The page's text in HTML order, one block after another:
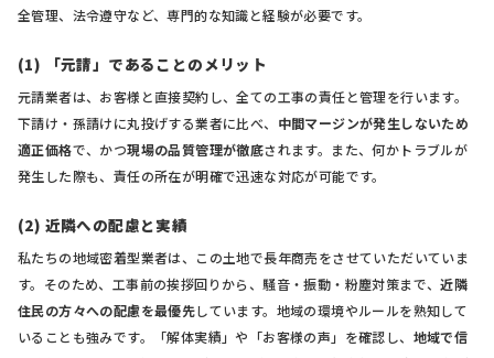
全管理、法令遵守など、専門的な知識と経験が必要です。
(1) 「元請」であることのメリット
元請業者は、お客様と直接契約し、全ての工事の責任と管理を行います。
下請け・孫請けに丸投げする業者に比べ、 中間マージンが発生しないため
適正価格で、かつ現場の品質管理が徹底されます。また、何かトラブルが
発生した際も、責任の所在が明確で迅速な対応が可能です。
(2) 近隣への配慮と実績
私たちの地域密着型業者は、この土地で長年商売をさせていただいていま
す。そのため、工事前の挨拶回りから、騒音・振動・粉塵対策まで、近隣
住民の方々への配慮を最優先しています。地域の環境やルールを熟知して
いることも強みです。「解体実績」や「お客様の声」を確認し、 地域で信